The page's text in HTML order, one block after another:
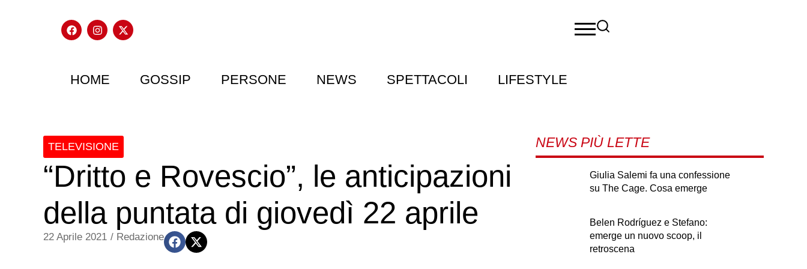
HOME GOSSIP PERSONE NEWS SPETTACOLI LIFESTYLE
TELEVISIONE
“Dritto e Rovescio”, le anticipazioni
della puntata di giovedì 22 aprile
22 Aprile 2021 / Redazione
NEWS PIÙ LETTE
Giulia Salemi fa una confessione
su The Cage. Cosa emerge
Belen Rodríguez e Stefano:
emerge un nuovo scoop, il
retroscena